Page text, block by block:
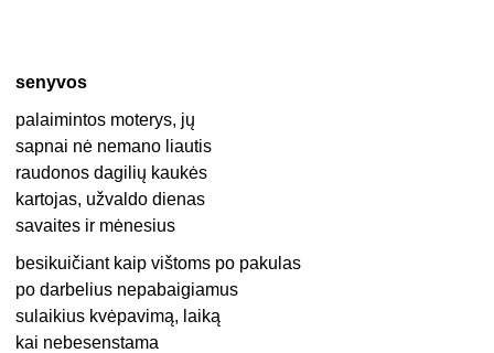
senyvos
palaimintos moterys, jų
sapnai nė nemano liautis
raudonos dagilių kaukės
kartojas, užvaldo dienas
savaites ir mėnesius
besikuičiant kaip vištoms po pakulas
po darbelius nepabaigiamus
sulaikius kvėpavimą, laiką
kai nebesenstama